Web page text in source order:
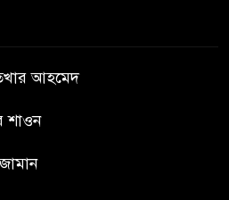
চালাচ্ছেন তারেক: কাদের সিদ্দিকী
জুলাই জাদুঘরে টিকিট জালিয়াতি!
আহমেদ
শাওন